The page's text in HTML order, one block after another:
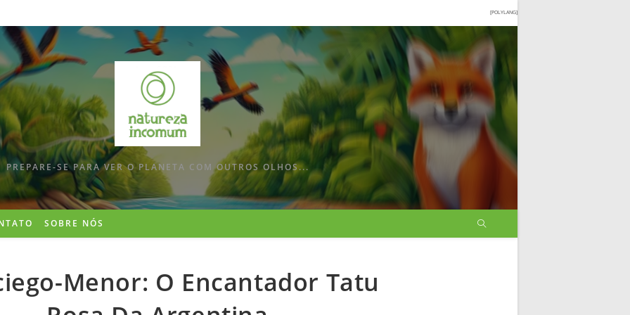
[POLYLANG]
PREPARE-SE PARA VER O PLANETA COM OUTROS OLHOS...
SOBRE NÓS
Menor: O Encantador Tatu